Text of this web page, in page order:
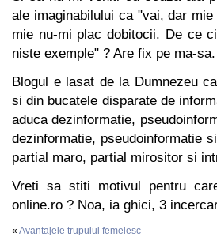
ale imaginabilului ca "vai, dar
mie nu-mi plac dobitocii. De ce
niste exemple" ? Are fix pe ma-sa.
Blogul e lasat de la Dumnezeu
si din bucatele disparate de
aduca dezinformatie,
dezinformatie, pseudoinformatie
partial maro, partial mirositor si
Vreti sa stiti motivul pentru
online.ro ? Noa, ia ghici, 3
« Avantajele trupului femeiesc